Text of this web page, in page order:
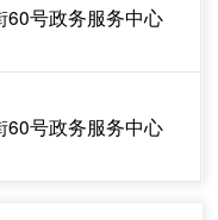
60号政务服务中心
60号政务服务中心